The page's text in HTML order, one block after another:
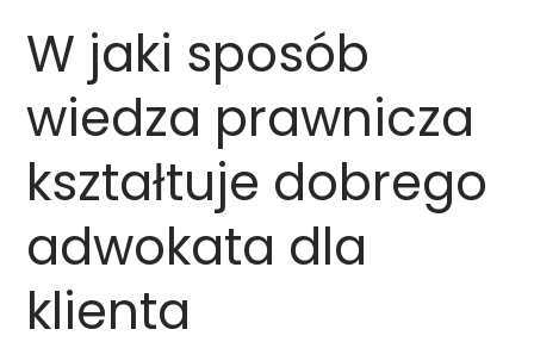
W jaki sposób
wiedza prawnicza
kształtuje dobrego
adwokata dla
klienta